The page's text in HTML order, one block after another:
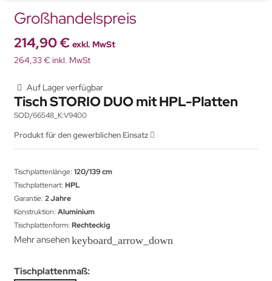
Großhandelspreis
214,90 € exkl. MwSt
264,33 € inkl. MwSt
Auf Lager verfügbar
Tisch STORIO DUO mit HPL-Platten
SOD/66548_K:V9400
Produkt für den gewerblichen Einsatz
Tischplattenlänge: 120/139 cm
Tischplattenart: HPL
Garantie: 2 Jahre
Konstruktion: Aluminium
Tischplattenform: Rechteckig
Mehr ansehenkeyboard_arrow_down
Tischplattenmaß: